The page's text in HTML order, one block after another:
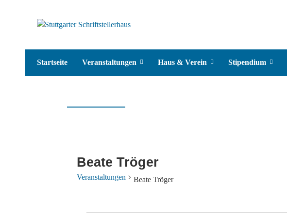
Startseite Veranstaltungen Haus & Verein Stipendium
Beate Tröger
Veranstaltungen Beate Tröger